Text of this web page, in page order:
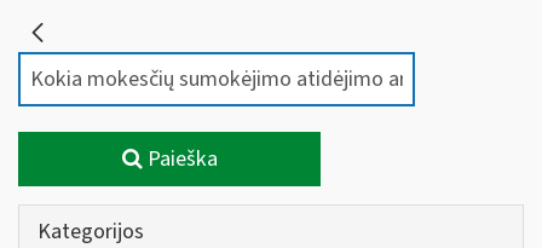
Paieška
Kategorijos